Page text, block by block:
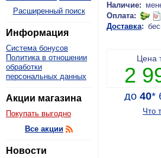
Расширенный поиск
Информация
Система бонусов
Политика в отношении
обработки
персональных данных
Акции магазина
Покупать выгодно
Все акции
Новости
Наличие:
Оплата:
Доставка:
Цена
2
до 40*
Что